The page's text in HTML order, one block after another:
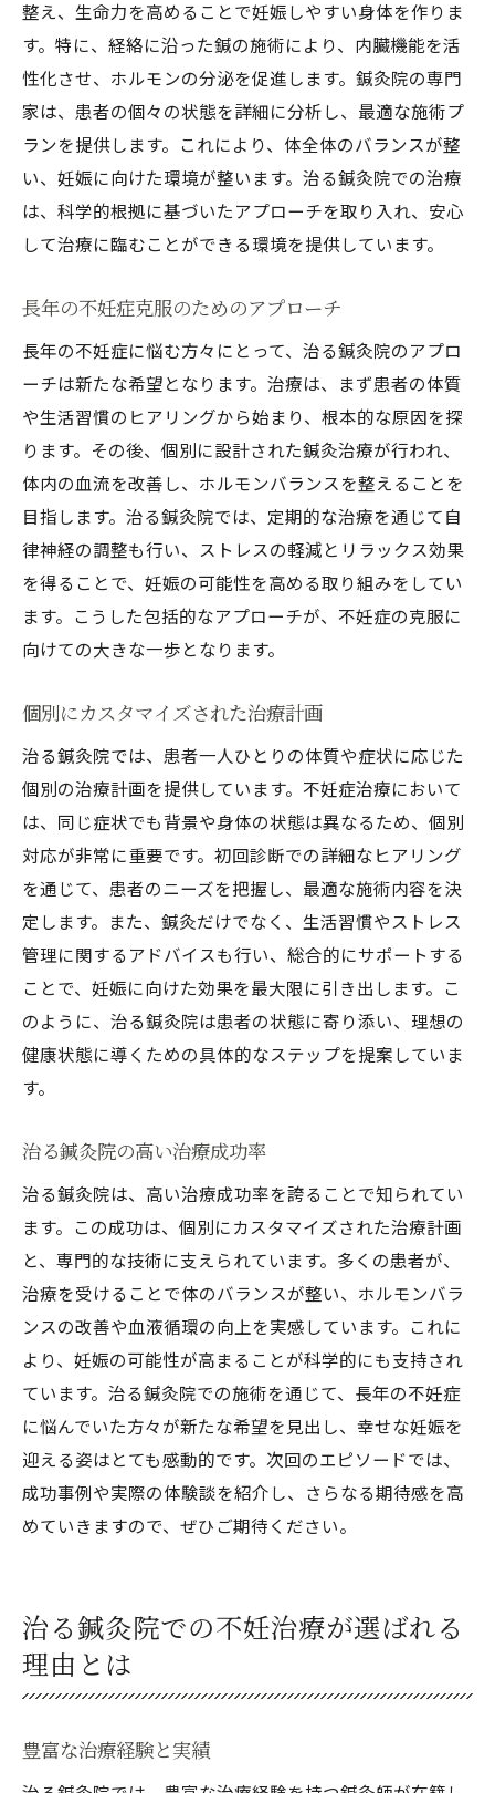
不妊鍼灸による身体の変化
治る鍼灸院の治療法の特徴
ホルモンバランスと妊娠の関係
不妊鍼灸の効果を最大化する方法
治る鍼灸院の鍼灸療法で不妊治療の新たな一歩
鍼灸療法の新たな技術とその応用
治療を始める前に知っておきたいこと
不妊治療における鍼灸の役割
鍼灸治療を受ける際の注意点
治る鍼灸院での治療の流れ
不妊鍼灸の効果を実感治る鍼灸院の治療法
治療のプロセスと具体的な施術内容
患者の声と治療結果の共有
鍼灸治療による身体の変化
ホルモンバランス調整の具体例
血液循環と妊娠促進の関係
治療中のサポートとアフターケア
治る鍼灸院が実現する不妊鍼灸の成功事例
治療前後の変化と患者の体験談
治る鍼灸院での成功の秘訣
不妊治療成功率を高めるポイント
短期間での効果実感とその秘訣
実際の治療例から見る鍼灸の力
整え、生命力を高めることで妊娠しやすい身体を作りま
す。特に、経絡に沿った鍼の施術により、内臓機能を活
性化させ、ホルモンの分泌を促進します。鍼灸院の専門
家は、患者の個々の状態を詳細に分析し、最適な施術プ
ランを提供します。これにより、体全体のバランスが整
い、妊娠に向けた環境が整います。治る鍼灸院での治療
は、科学的根拠に基づいたアプローチを取り入れ、安心
して治療に臨むことができる環境を提供しています。
長年の不妊症克服のためのアプローチ
長年の不妊症に悩む方々にとって、治る鍼灸院のアプロ
ーチは新たな希望となります。治療は、まず患者の体質
や生活習慣のヒアリングから始まり、根本的な原因を探
ります。その後、個別に設計された鍼灸治療が行われ、
体内の血流を改善し、ホルモンバランスを整えることを
目指します。治る鍼灸院では、定期的な治療を通じて自
律神経の調整も行い、ストレスの軽減とリラックス効果
を得ることで、妊娠の可能性を高める取り組みをしてい
ます。こうした包括的なアプローチが、不妊症の克服に
向けての大きな一歩となります。
個別にカスタマイズされた治療計画
治る鍼灸院では、患者一人ひとりの体質や症状に応じた
個別の治療計画を提供しています。不妊症治療において
は、同じ症状でも背景や身体の状態は異なるため、個別
対応が非常に重要です。初回診断での詳細なヒアリング
を通じて、患者のニーズを把握し、最適な施術内容を決
定します。また、鍼灸だけでなく、生活習慣やストレス
管理に関するアドバイスも行い、総合的にサポートする
ことで、妊娠に向けた効果を最大限に引き出します。こ
のように、治る鍼灸院は患者の状態に寄り添い、理想の
健康状態に導くための具体的なステップを提案していま
す。
治る鍼灸院の高い治療成功率
治る鍼灸院は、高い治療成功率を誇ることで知られてい
ます。この成功は、個別にカスタマイズされた治療計画
と、専門的な技術に支えられています。多くの患者が、
治療を受けることで体のバランスが整い、ホルモンバラ
ンスの改善や血液循環の向上を実感しています。これに
より、妊娠の可能性が高まることが科学的にも支持され
ています。治る鍼灸院での施術を通じて、長年の不妊症
に悩んでいた方々が新たな希望を見出し、幸せな妊娠を
迎える姿はとても感動的です。次回のエピソードでは、
成功事例や実際の体験談を紹介し、さらなる期待感を高
めていきますので、ぜひご期待ください。
治る鍼灸院での不妊治療が選ばれる
理由とは
豊富な治療経験と実績